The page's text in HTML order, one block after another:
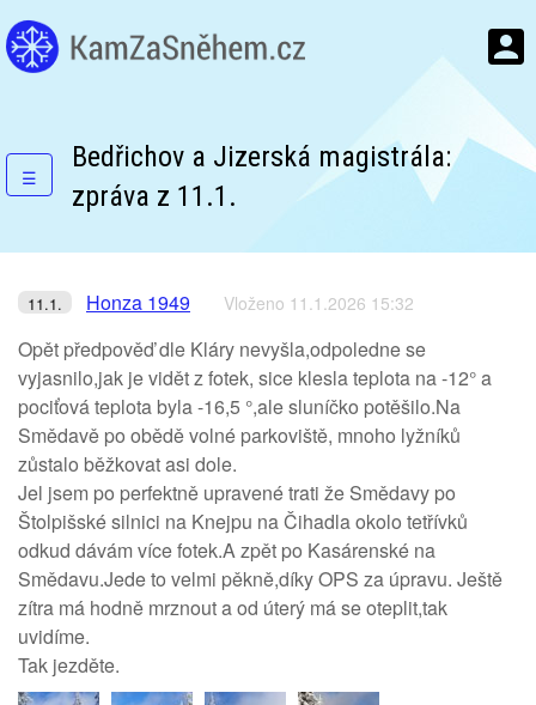
☰
Bedřichov a Jizerská magistrála:
zpráva z 11.1.
11.1. Honza 1949 Vloženo 11.1.2026 15:32
Opět předpověď dle Kláry nevyšla,odpoledne se
vyjasnilo,jak je vidět z fotek, sice klesla teplota na -12° a
pociťová teplota byla -16,5 °,ale sluníčko potěšilo.Na
Smědavě po obědě volné parkoviště, mnoho lyžníků
zůstalo běžkovat asi dole.
Jel jsem po perfektně upravené trati že Smědavy po
Štolpišské silnici na Knejpu na Čihadla okolo tetřívků
odkud dávám více fotek.A zpět po Kasárenské na
Smědavu.Jede to velmi pěkně,díky OPS za úpravu. Ještě
zítra má hodně mrznout a od úterý má se oteplit,tak
uvidíme.
Tak jezděte.